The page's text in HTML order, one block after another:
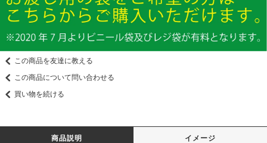
この商品を友達に教える
この商品について問い合わせる
買い物を続ける
商品説明 イメージ